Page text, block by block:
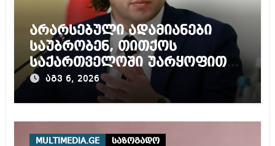
არარსებული ადამიანები
საუბრობენ, თითქოს
საქართველოში უარყოფითი
გარემოა შექმნილი რუსი
ტურისტებისთვის, ჩვენი კარი
აგვ 6, 2026
MULTIMEDIA.GE საზოგადო